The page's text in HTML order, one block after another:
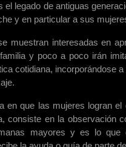
legado de antiguas
y en particular a sus
muestran interesadas en
y poco a poco irán
cotidiana, incorporándose
en que las mujeres logran
consiste en la observación
mayores y es lo que